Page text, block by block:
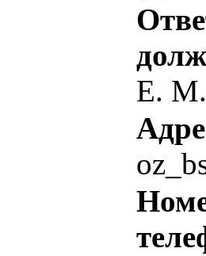
Е. М.